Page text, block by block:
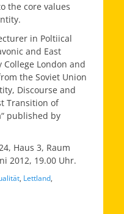
the core values
in Poltiical
and East
London and
the Soviet Union
Discourse and
Transition of
published by
Haus 3, Raum
2012, 19.00 Uhr.
, Lettland,